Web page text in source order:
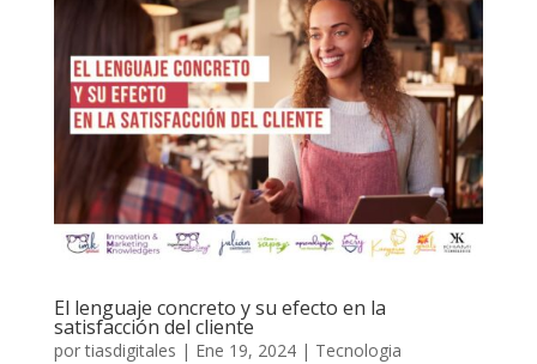
El lenguaje concreto y su efecto en la
satisfacción del cliente
portiasdigitales | Ene 19, 2024| Tecnologia